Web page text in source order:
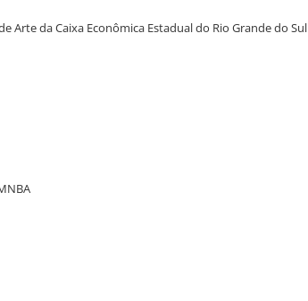
Arte da Caixa Econômica Estadual do Rio Grande do Sul